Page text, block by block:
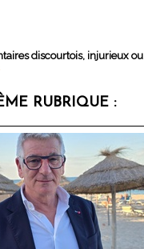
discourtois, injurieux
RUBRIQUE :